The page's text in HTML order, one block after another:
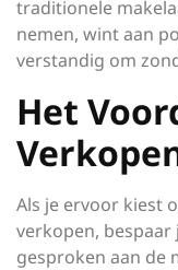
traditionele
nemen, wint aan
verstandig om
Het
Als je ervoor kiest
verkopen,
gesproken aan de